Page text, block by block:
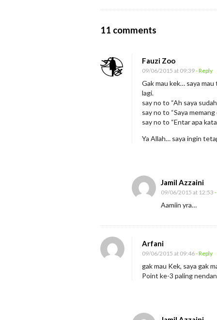
11 comments
M
e
n
a
p
a
a
n
a
n
Fauzi Zoo
09/06/2015 at 09:39- Reply
Gak mau kek… saya
lagi.
say no to “Ah saya
say no to “Saya
say no to “Entar apa
Ya Allah… saya ingin
Jamil Azzaini
09/06/2015 at 12:53
Aamiin yra…
Arfani
09/06/2015 at 09:46- Reply
gak mau Kek, saya gak
Point ke-3 paling